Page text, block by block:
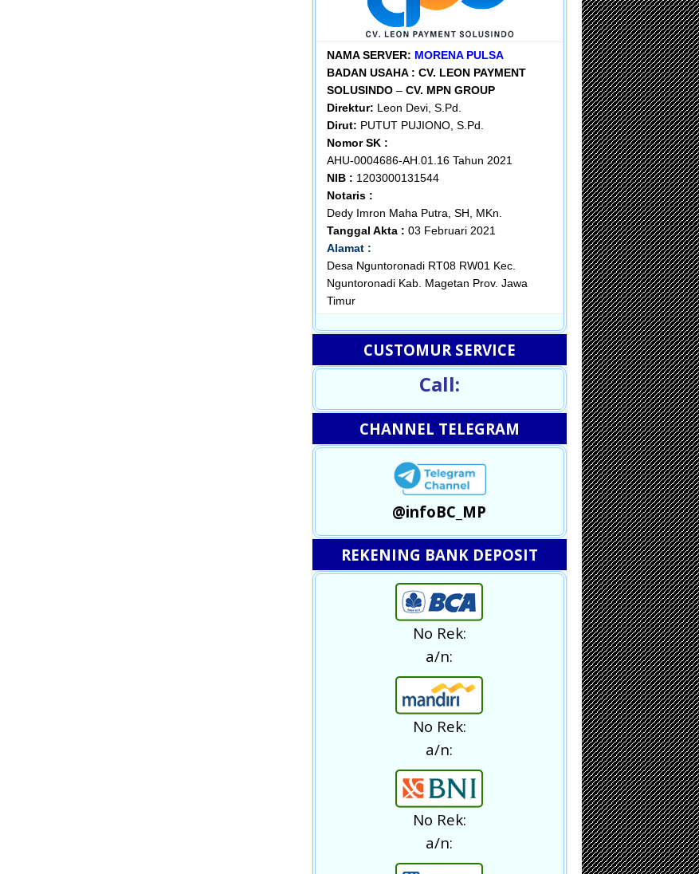
NAMA SERVER: MORENA PULSA
BADAN USAHA : CV. LEON PAYMENT
SOLUSINDO– CV. MPN GROUP
Direktur: Leon Devi, S.Pd.
Dirut: PUTUT PUJIONO, S.Pd.
Nomor SK :
AHU-0004686-AH.01.16 Tahun 2021
NIB : 1203000131544
Notaris :
Dedy Imron Maha Putra, SH, MKn.
Tanggal Akta : 03 Februari 2021
Alamat :
Desa Nguntoronadi RT08 RW01 Kec.
Nguntoronadi Kab. Magetan Prov. Jawa
Timur
CUSTOMUR SERVICE
Call:
CHANNEL TELEGRAM
@infoBC_MP
REKENING BANK DEPOSIT
No Rek:
a/n:
No Rek:
a/n:
No Rek:
a/n: